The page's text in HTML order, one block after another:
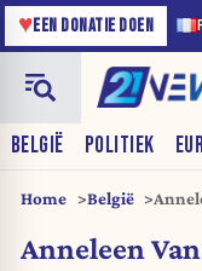
♥EEN DONATIE DOEN
BELGIË POLITIEK
Home België
een
Anneleen